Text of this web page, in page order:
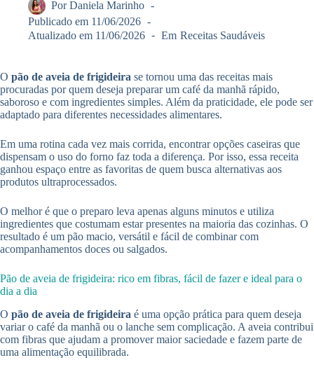
Por Daniela Marinho
Publicado em 11/06/2026
Atualizado em 11/06/2026 Em Receitas Saudáveis
O pão de aveia de frigideira se tornou uma das receitas mais
procuradas por quem deseja preparar um café da manhã rápido,
saboroso e com ingredientes simples. Além da praticidade, ele pode ser
adaptado para diferentes necessidades alimentares.
Em uma rotina cada vez mais corrida, encontrar opções caseiras que
dispensam o uso do forno faz toda a diferença. Por isso, essa receita
ganhou espaço entre as favoritas de quem busca alternativas aos
produtos ultraprocessados.
O melhor é que o preparo leva apenas alguns minutos e utiliza
ingredientes que costumam estar presentes na maioria das cozinhas. O
resultado é um pão macio, versátil e fácil de combinar com
acompanhamentos doces ou salgados.
Pão de aveia de frigideira: rico em fibras, fácil de fazer e ideal para o
dia a dia
O pão de aveia de frigideira é uma opção prática para quem deseja
variar o café da manhã ou o lanche sem complicação. A aveia contribui
com fibras que ajudam a promover maior saciedade e fazem parte de
uma alimentação equilibrada.